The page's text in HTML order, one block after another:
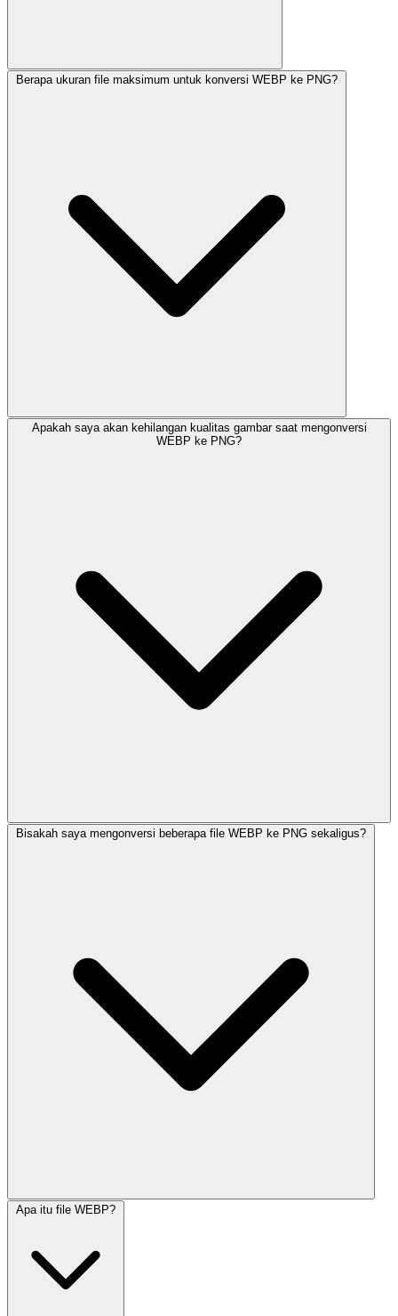
Berapa ukuran file maksimum untuk konversi WEBP ke PNG?
Apakah saya akan kehilangan kualitas gambar saat mengonversi
WEBP ke PNG?
Bisakah saya mengonversi beberapa file WEBP ke PNG sekaligus?
Apa itu file WEBP?